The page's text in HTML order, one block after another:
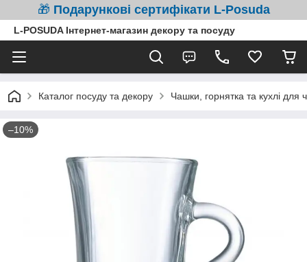
🎁 Подарункові сертифікати L-Posuda
L-POSUDA Інтернет-магазин декору та посуду
Каталог посуду та декору Чашки, горнятка та кухлі для
–10%